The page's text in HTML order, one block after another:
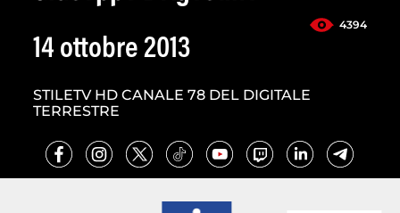
4394
14 ottobre 2013
STILETV HD CANALE 78 DEL DIGITALE
TERRESTRE